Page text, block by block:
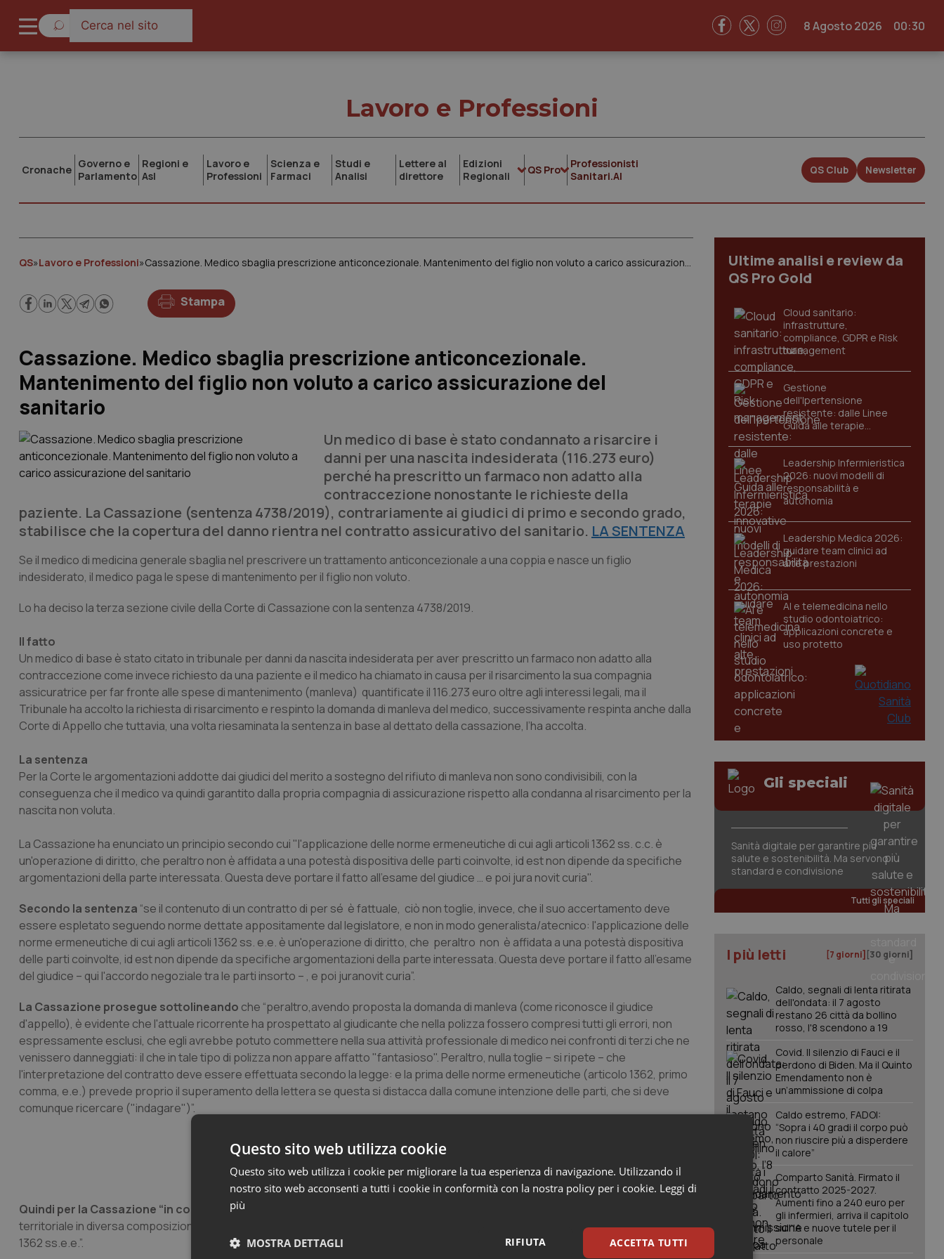
8 Agosto 2026 00:30
Lavoro e Professioni
Cronache Governo e
Parlamento
Regioni e
Asl
Lavoro e
Professioni
Scienza e
Farmaci
Studi e
Analisi
Lettere al
direttore
Edizioni
Regionali
QS Pro
Professionisti
Sanitari.AI
QS Club Newsletter
QS»Lavoro e Professioni» Cassazione. Medico sbaglia prescrizione anticoncezionale. Mantenimento del figlio non voluto a carico assicurazione del sanitario
Stampa
Cassazione. Medico sbaglia prescrizione anticoncezionale.
Mantenimento del figlio non voluto a carico assicurazione del
sanitario
Un medico di base è stato condannato a risarcire i
danni per una nascita indesiderata (116.273 euro)
perché ha prescritto un farmaco non adatto alla
contraccezione nonostante le richieste della
paziente. La Cassazione (sentenza 4738/2019), contrariamente ai giudici di primo e secondo grado,
stabilisce che la copertura del danno rientra nel contratto assicurativo del sanitario. LA SENTENZA
Se il medico di medicina generale sbaglia nel prescrivere un trattamento anticoncezionale a una coppia e nasce un figlio
indesiderato, il medico paga le spese di mantenimento per il figlio non voluto.
Lo ha deciso la terza sezione civile della Corte di Cassazione con la sentenza 4738/2019.
Il fatto
Un medico di base è stato citato in tribunale per danni da nascita indesiderata per aver prescritto un farmaco non adatto alla
contraccezione come invece richiesto da una paziente e il medico ha chiamato in causa per il risarcimento la sua compagnia
assicuratrice per far fronte alle spese di mantenimento (manleva) quantificate il 116.273 euro oltre agli interessi legali, ma il
Tribunale ha accolto la richiesta di risarcimento e respinto la domanda di manleva del medico, successivamente respinta anche dalla
Corte di Appello che tuttavia, una volta riesaminata la sentenza in base al dettato della cassazione, l’ha accolta.
La sentenza
Per la Corte le argomentazioni addotte dai giudici del merito a sostegno del rifiuto di manleva non sono condivisibili, con la
conseguenza che il medico va quindi garantito dalla propria compagnia di assicurazione rispetto alla condanna al risarcimento per la
nascita non voluta.
La Cassazione ha enunciato un principio secondo cui "l'applicazione delle norme ermeneutiche di cui agli articoli 1362 ss. c.c. è
un'operazione di diritto, che peraltro non è affidata a una potestà dispositiva delle parti coinvolte, id estnon dipende da specifiche
argomentazioni della parte interessata. Questa deve portare il fatto all'esame del giudice … e poi jura novit curia".
Secondo la sentenza “se il contenuto di un contratto di per sé è fattuale, ciò non toglie, invece, che il suo accertamento deve
essere espletato seguendo norme dettate appositamente dal legislatore, e non in modo generalista/atecnico: l'applicazione delle
norme ermeneutiche di cui agli articoli 1362 ss. e.e. è un'operazione di diritto, che peraltro non è affidata a una potestà dispositiva
delle parti coinvolte, id estnon dipende da specifiche argomentazioni della parte interessata. Questa deve portare il fatto all'esame
del giudice – qui l'accordo negoziale tra le parti insorto – , e poi juranovit curia”.
La Cassazione prosegue sottolineando che “peraltro,avendo proposta la domanda di manleva (come riconosce il giudice
d'appello), è evidente che l'attuale ricorrente ha prospettato al giudicante che nella polizza fossero compresi tutti gli errori, non
espressamente esclusi, che egli avrebbe potuto commettere nella sua attività professionale di medico nei confronti di terzi che ne
venissero danneggiati: il che in tale tipo di polizza non appare affatto "fantasioso". Peraltro, nulla toglie – si ripete – che
l'interpretazione del contratto deve essere effettuata secondo la legge: e la prima delle norme ermeneutiche (articolo 1362, primo
comma, e.e.) prevede proprio il superamento della lettera se questa si distacca dalla comune intenzione delle parti, che si deve
comunque ricercare ("indagare")”.
Quindi per la Cassazione “in conclusione
territoriale in diversa composizione, affinché proceda a interpretare il contratto assicurativo di cui è causa secondo gli articoli
1362 ss.e.e.”.
Ultime analisi e review da
QS Pro Gold
Cloud sanitario:
infrastrutture,
compliance, GDPR e Risk
management
Gestione
dell'Ipertensione
resistente: dalle Linee
Guida alle terapie
innovative
Leadership Infermieristica
2026: nuovi modelli di
responsabilità e
autonomia
Leadership Medica 2026:
guidare team clinici ad
alte prestazioni
AI e telemedicina nello
studio odontoiatrico:
applicazioni concrete e
uso protetto
Gli speciali
Sanità digitale per garantire più
salute e sostenibilità. Ma servono
standard e condivisione
Tutti gli speciali
I più letti [7 giorni] [30 giorni]
Caldo, segnali di lenta ritirata
dell'ondata: il 7 agosto
restano 26 città da bollino
rosso, l'8 scendono a 19
Covid. Il silenzio di Fauci e il
perdono di Biden. Ma il Quinto
Emendamento non è
un’ammissione di colpa
Caldo estremo, FADOI:
“Sopra i 40 gradi il corpo può
non riuscire più a disperdere
il calore”
Comparto Sanità. Firmato il
contratto 2025-2027.
Aumenti fino a 240 euro per
gli infermieri, arriva il capitolo
sull'IA e nuove tutele per il
personale
Questo sito web utilizza cookie
Questo sito web utilizza i cookie per migliorare la tua esperienza di navigazione. Utilizzando il
nostro sito web acconsenti a tutti i cookie in conformità con la nostra policy per i cookie. Leggi di
più
ACCETTA TUTTI
RIFIUTA
MOSTRA DETTAGLI